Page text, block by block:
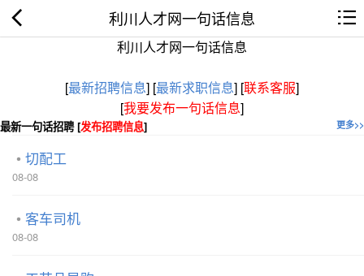
利川人才网一句话信息
利川人才网一句话信息
[最新招聘信息] [最新求职信息] [联系客服]
[我要发布一句话信息]
更多>>
最新一句话招聘 [发布招聘信息]
切配工
08-08
客车司机
08-08